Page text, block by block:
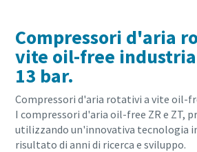
Compressori d'aria
vite oil-free
13 bar.
Compressori d'aria rotativi a vite oil-
I compressori d'aria oil-free ZR e ZT,
utilizzando un'innovativa tecnologia
risultato di anni di ricerca e sviluppo.